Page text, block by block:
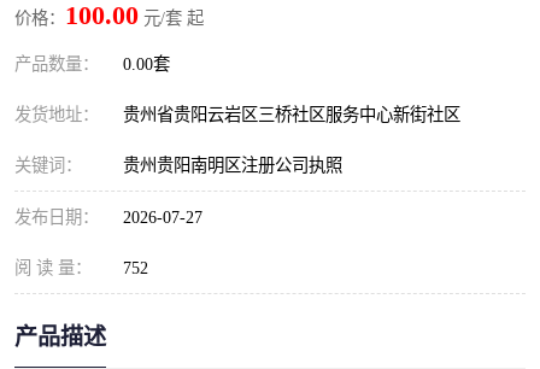
价格： 100.00 元/套 起
产品数量： 0.00套
发货地址： 贵州省贵阳云岩区三桥社区服务中心新街社区
关键词： 贵州贵阳南明区注册公司执照
发布日期： 2026-07-27
阅 读 量： 752
产品描述